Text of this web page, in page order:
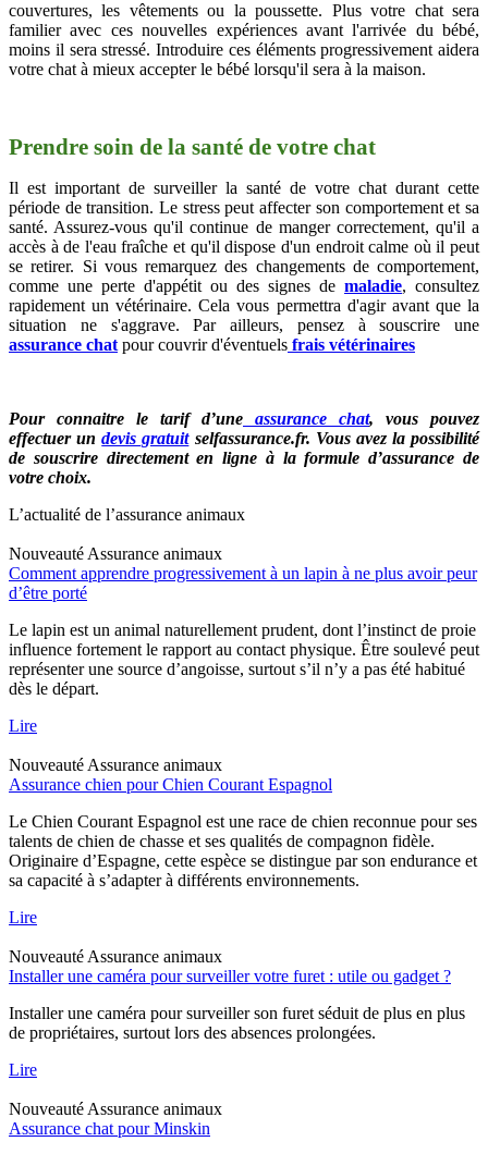
couvertures, les vêtements ou la poussette. Plus votre chat sera
familier avec ces nouvelles expériences avant l'arrivée du bébé,
moins il sera stressé. Introduire ces éléments progressivement aidera
votre chat à mieux accepter le bébé lorsqu'il sera à la maison.
Prendre soin de la santé de votre chat
Il est important de surveiller la santé de votre chat durant cette
période de transition. Le stress peut affecter son comportement et sa
santé. Assurez-vous qu'il continue de manger correctement, qu'il a
accès à de l'eau fraîche et qu'il dispose d'un endroit calme où il peut
se retirer. Si vous remarquez des changements de comportement,
comme une perte d'appétit ou des signes de maladie, consultez
rapidement un vétérinaire. Cela vous permettra d'agir avant que la
situation ne s'aggrave. Par ailleurs, pensez à souscrire une
assurance chat pour couvrir d'éventuels frais vétérinaires
Pour connaitre le tarif d’une assurance chat, vous pouvez
effectuer undevis gratuitselfassurance.fr. Vous avez la possibilité
de souscrire directement en ligne à la formule d’assurance de
votre choix.
L’actualité de l’assurance animaux
Nouveauté Assurance animaux
Comment apprendre progressivement à un lapin à ne plus avoir peur
d’être porté
Le lapin est un animal naturellement prudent, dont l’instinct de proie
influence fortement le rapport au contact physique. Être soulevé peut
représenter une source d’angoisse, surtout s’il n’y a pas été habitué
dès le départ.
Lire
Nouveauté Assurance animaux
Assurance chien pour Chien Courant Espagnol
Le Chien Courant Espagnol est une race de chien reconnue pour ses
talents de chien de chasse et ses qualités de compagnon fidèle.
Originaire d’Espagne, cette espèce se distingue par son endurance et
sa capacité à s’adapter à différents environnements.
Lire
Nouveauté Assurance animaux
Installer une caméra pour surveiller votre furet : utile ou gadget ?
Installer une caméra pour surveiller son furet séduit de plus en plus
de propriétaires, surtout lors des absences prolongées.
Lire
Nouveauté Assurance animaux
Assurance chat pour Minskin